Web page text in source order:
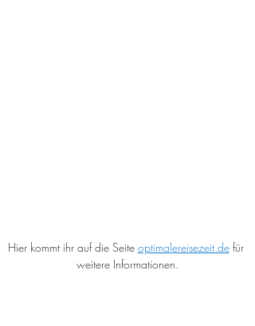
Hier kommt ihr auf die Seite optimalereisezeit.de für
weitere Informationen.